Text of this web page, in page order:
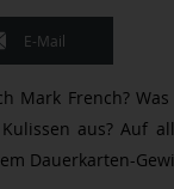
E-Mail
Mark French?
aus? Auf
Dauerkarten-